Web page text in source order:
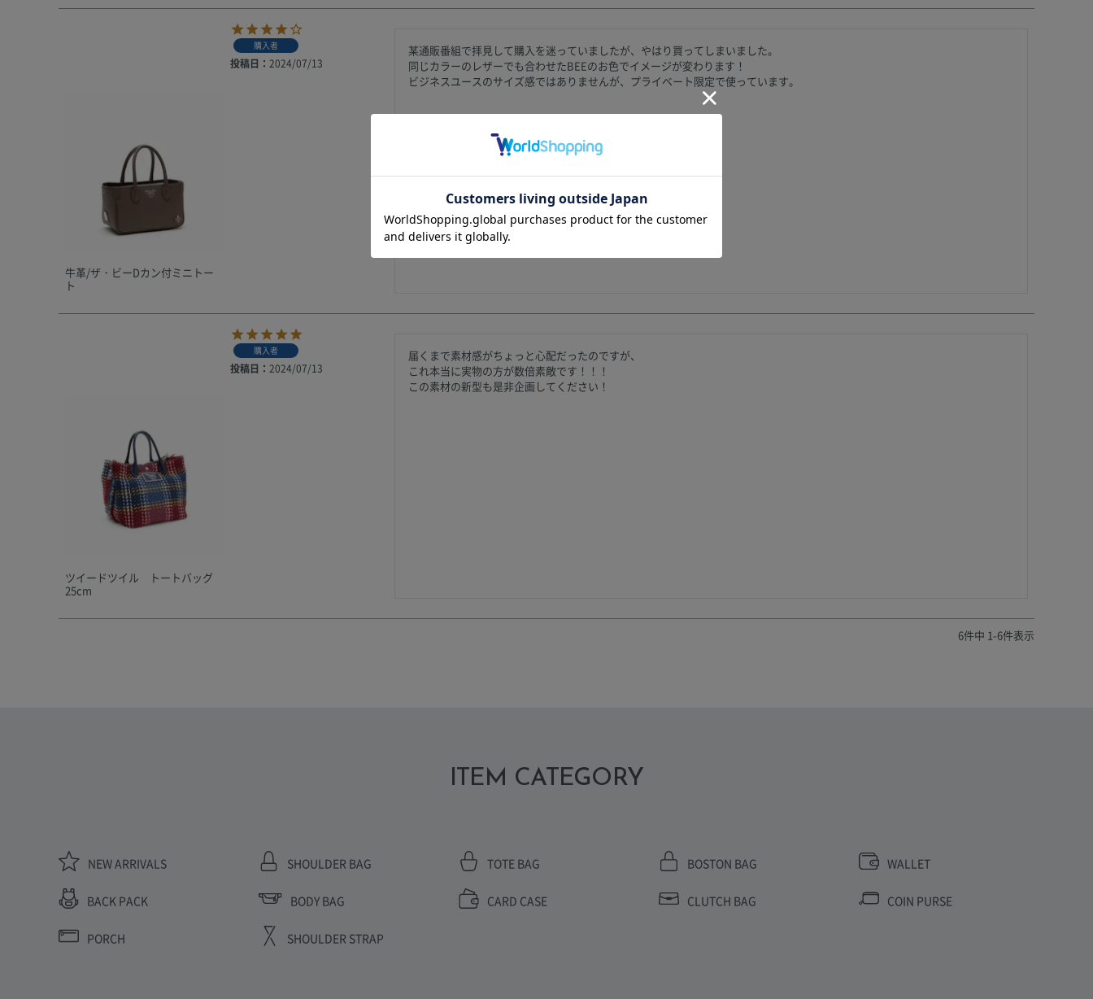
牛革/ザ・ビーDカン付ミニトー
ト
購入者
投稿日 2024/07/13
某通販番組で拝見して購入を迷っていましたが、やはり買ってしまいました。
同じカラーのレザーでも合わせたBEEのお色でイメージが変わります！
ビジネスユースのサイズ感ではありませんが、プライベート限定で使っています。
ツイードツイル トートバッグ
25cm
購入者
投稿日 2024/07/13
届くまで素材感がちょっと心配だったのですが、
これ本当に実物の方が数倍素敵です！！！
この素材の新型も是非企画してください！
6件中 1-6件表示
ITEM CATEGORY
NEW ARRIVALS SHOULDER BAG TOTE BAG BOSTON BAG WALLET
BACK PACK BODY BAG CARD CASE CLUTCH BAG COIN PURSE
PORCH SHOULDER STRAP